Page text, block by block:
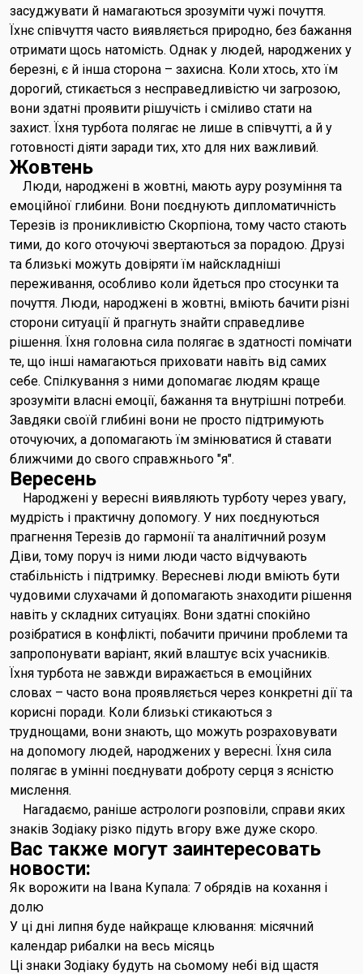
засуджувати й намагаються зрозуміти чужі почуття.
Їхнє співчуття часто виявляється природно, без бажання
отримати щось натомість. Однак у людей, народжених у
березні, є й інша сторона – захисна. Коли хтось, хто їм
дорогий, стикається з несправедливістю чи загрозою,
вони здатні проявити рішучість і сміливо стати на
захист. Їхня турбота полягає не лише в співчутті, а й у
готовності діяти заради тих, хто для них важливий.
Жовтень
Люди, народжені в жовтні, мають ауру розуміння та
емоційної глибини. Вони поєднують дипломатичність
Терезів із проникливістю Скорпіона, тому часто стають
тими, до кого оточуючі звертаються за порадою. Друзі
та близькі можуть довіряти їм найскладніші
переживання, особливо коли йдеться про стосунки та
почуття. Люди, народжені в жовтні, вміють бачити різні
сторони ситуації й прагнуть знайти справедливе
рішення. Їхня головна сила полягає в здатності помічати
те, що інші намагаються приховати навіть від самих
себе. Спілкування з ними допомагає людям краще
зрозуміти власні емоції, бажання та внутрішні потреби.
Завдяки своїй глибині вони не просто підтримують
оточуючих, а допомагають їм змінюватися й ставати
ближчими до свого справжнього "я".
Вересень
Народжені у вересні виявляють турботу через увагу,
мудрість і практичну допомогу. У них поєднуються
прагнення Терезів до гармонії та аналітичний розум
Діви, тому поруч із ними люди часто відчувають
стабільність і підтримку. Вересневі люди вміють бути
чудовими слухачами й допомагають знаходити рішення
навіть у складних ситуаціях. Вони здатні спокійно
розібратися в конфлікті, побачити причини проблеми та
запропонувати варіант, який влаштує всіх учасників.
Їхня турбота не завжди виражається в емоційних
словах – часто вона проявляється через конкретні дії та
корисні поради. Коли близькі стикаються з
труднощами, вони знають, що можуть розраховувати
на допомогу людей, народжених у вересні. Їхня сила
полягає в умінні поєднувати доброту серця з ясністю
мислення.
Нагадаємо, раніше астрологи розповіли, справи яких
знаків Зодіаку різко підуть вгору вже дуже скоро.
Вас также могут заинтересовать
новости:
Як ворожити на Івана Купала: 7 обрядів на кохання і
долю
У ці дні липня буде найкраще клювання: місячний
календар рибалки на весь місяць
Ці знаки Зодіаку будуть на сьомому небі від щастя